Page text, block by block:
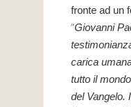
fronte ad un
“Giovanni
carica
tutto il
del Vangelo.